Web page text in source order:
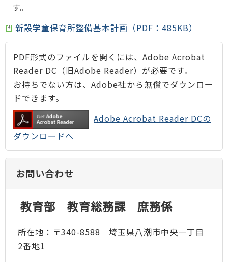
す。
新設学童保育所整備基本計画（PDF：485KB）
PDF形式のファイルを開くには、Adobe Acrobat
Reader DC（旧Adobe Reader）が必要です。
お持ちでない方は、Adobe社から無償でダウンロー
ドできます。
Adobe Acrobat Reader DCの
ダウンロードへ
お問い合わせ
教育部 教育総務課 庶務係
所在地：〒340-8588 埼玉県八潮市中央一丁目
2番地1